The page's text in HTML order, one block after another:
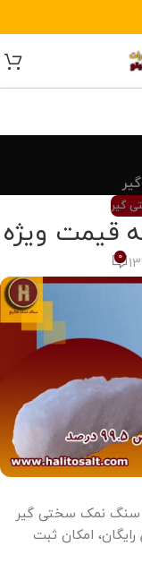
گیر
قیمت ویژه
0
سنگ نمک سختی گیر
امکان ثبت